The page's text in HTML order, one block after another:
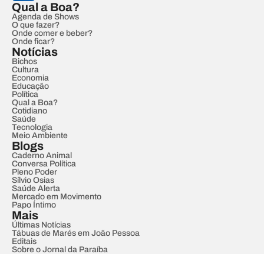
Qual a Boa?
Agenda de Shows
O que fazer?
Onde comer e beber?
Onde ficar?
Notícias
Bichos
Cultura
Economia
Educação
Política
Qual a Boa?
Cotidiano
Saúde
Tecnologia
Meio Ambiente
Blogs
Caderno Animal
Conversa Política
Pleno Poder
Sílvio Osias
Saúde Alerta
Mercado em Movimento
Papo Íntimo
Mais
Últimas Notícias
Tábuas de Marés em João Pessoa
Editais
Sobre o Jornal da Paraíba